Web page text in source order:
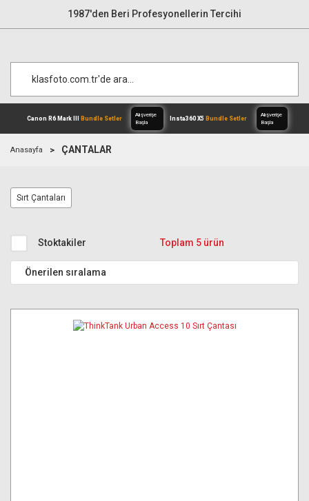
1987'den Beri Profesyonellerin Tercihi
Canon R6 Mark III
Anasayfa ÇANTALAR
Sırt Çantaları
Stoktakiler Toplam 5 ürün